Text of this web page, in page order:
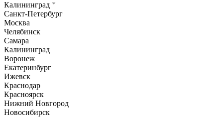
Калининград
Санкт-Петербург
Москва
Челябинск
Самара
Калининград
Воронеж
Екатеринбург
Ижевск
Краснодар
Красноярск
Нижний Новгород
Новосибирск